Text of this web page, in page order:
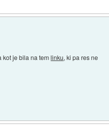
kot je bila na temlinku, ki pa res ne